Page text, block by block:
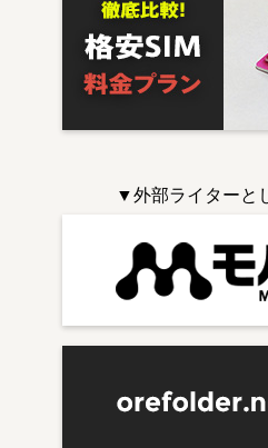
▼外部ライターと